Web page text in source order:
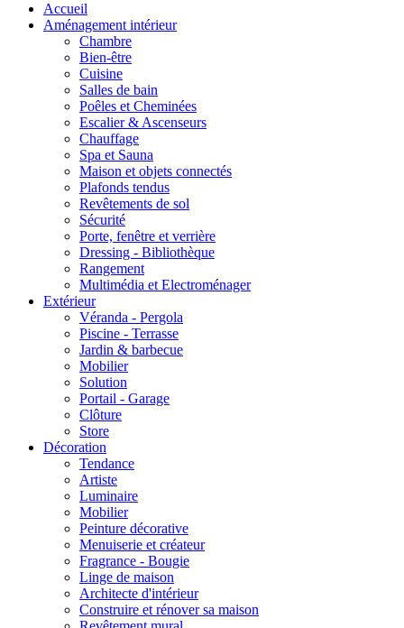
Accueil
Aménagement intérieur
Chambre
Bien-être
Cuisine
Salles de bain
Poêles et Cheminées
Escalier & Ascenseurs
Chauffage
Spa et Sauna
Maison et objets connectés
Plafonds tendus
Revêtements de sol
Sécurité
Porte, fenêtre et verrière
Dressing - Bibliothèque
Rangement
Multimédia et Electroménager
Extérieur
Véranda - Pergola
Piscine - Terrasse
Jardin & barbecue
Mobilier
Solution
Portail - Garage
Clôture
Store
Décoration
Tendance
Artiste
Luminaire
Mobilier
Peinture décorative
Menuiserie et créateur
Fragrance - Bougie
Linge de maison
Architecte d'intérieur
Construire et rénover sa maison